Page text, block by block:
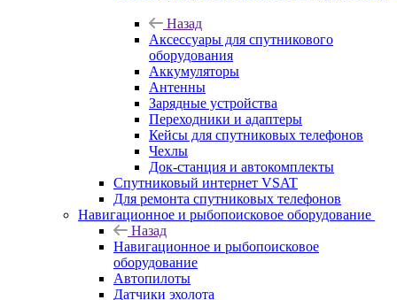
Назад
Аксессуары для спутникового
оборудования
Аккумуляторы
Антенны
Зарядные устройства
Переходники и адаптеры
Кейсы для спутниковых телефонов
Чехлы
Док-станция и автокомплекты
Спутниковый интернет VSAT
Для ремонта спутниковых телефонов
Навигационное и рыбопоисковое оборудование
Назад
Навигационное и рыбопоисковое
оборудование
Автопилоты
Датчики эхолота